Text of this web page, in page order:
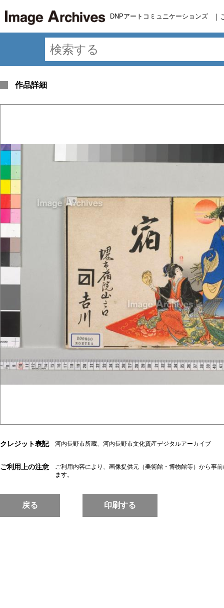
DNPアートコミュニケーションズ ｜
作品詳細
クレジット表記 河内長野市所蔵、河内長野市文化資産デジタルアーカイブ
ご利用上の注意
ご利用内容により、画像提供元（美術館・博物館等）から事
ます。
戻る 印刷する